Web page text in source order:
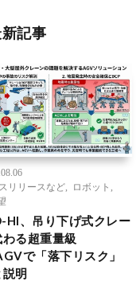
記事
リリースなど
ロボット
HI、吊り下げ式クレー
る超重量級
で「落下リスク」
明